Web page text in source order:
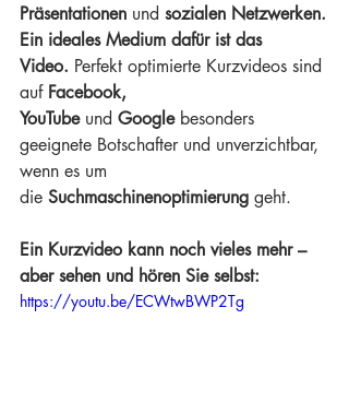
Präsentationen und sozialen Netzwerken.
Ein ideales Medium dafür ist das
Video. Perfekt optimierte Kurzvideos sind
auf Facebook,
YouTube und Google besonders
geeignete Botschafter und unverzichtbar,
wenn es um
die Suchmaschinenoptimierung geht.
Ein Kurzvideo kann noch vieles mehr –
aber sehen und hören Sie selbst:
https://youtu.be/ECWtwBWP2Tg